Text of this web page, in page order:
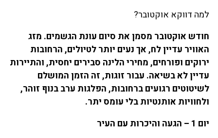
למה דווקא אוקטובר?
חודש אוקטובר מסמן את סיום עונת הגשמים. מזג
האוויר עדיין לח, אך נעים יותר לטיולים, הרחובות
ירוקים ופורחים, מחירי הלינה סבירים יחסית, והתיירות
עדיין לא בשיאה. עבור זוגות, זה הזמן המושלם
לשיטוטים רגועים ברחובות, הפלגות ערב בנוף זוהר,
ולחוויות אותנטיות בלי עומס יתר.
יום 1 – הגעה והיכרות עם העיר